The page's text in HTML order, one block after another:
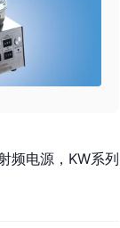
频电源，KW系列